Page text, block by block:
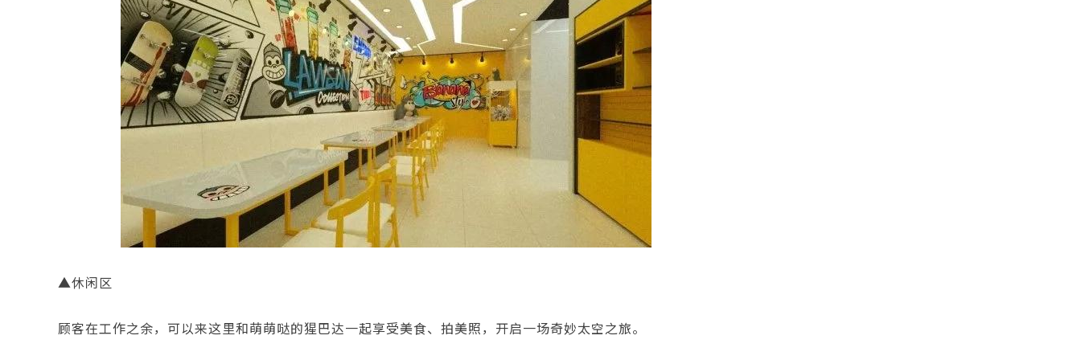
▲休闲区
顾客在工作之余，可以来这里和萌萌哒的猩巴达一起享受美食、拍美照，开启一场奇妙太空之旅。